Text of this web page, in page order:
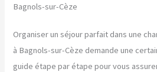
Bagnols-sur-Cèze
Organiser un séjour parfait dans une
à Bagnols-sur-Cèze demande une
guide étape par étape pour vous